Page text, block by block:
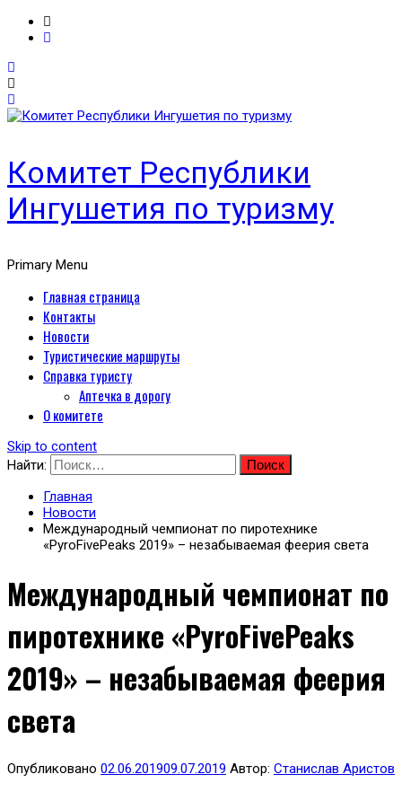
Комитет Республики
Ингушетия по туризму
Primary Menu
Главная страница
Контакты
Новости
Туристические маршруты
Справка туристу
Аптечка в дорогу
О комитете
Skip to content
Найти:
Главная
Новости
Международный чемпионат по пиротехнике
«PyroFivePeaks 2019» – незабываемая феерия света
Международный чемпионат по
пиротехнике «PyroFivePeaks
2019» – незабываемая феерия
света
Опубликовано 02.06.201909.07.2019 Автор: Станислав Аристов